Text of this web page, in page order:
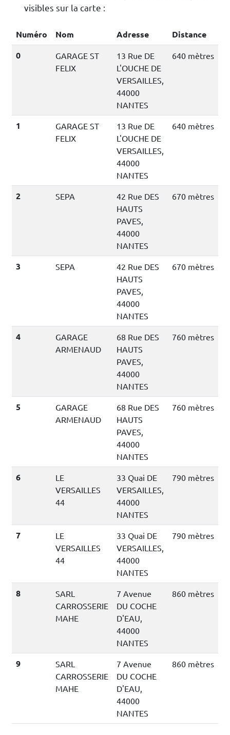
visibles sur la carte :
Numéro Nom Adresse
Distance
0
GARAGE ST
FELIX
13 Rue DE
L'OUCHE DE
VERSAILLES,
44000
NANTES
640 mètres
1
GARAGE ST
FELIX
13 Rue DE
L'OUCHE DE
VERSAILLES,
44000
NANTES
640 mètres
2 SEPA
42 Rue DES
HAUTS
PAVES,
44000
NANTES
670 mètres
3 SEPA
42 Rue DES
HAUTS
PAVES,
44000
NANTES
670 mètres
4
GARAGE
ARMENAUD
68 Rue DES
HAUTS
PAVES,
44000
NANTES
760 mètres
5
GARAGE
ARMENAUD
68 Rue DES
HAUTS
PAVES,
44000
NANTES
760 mètres
6
LE
VERSAILLES
44
33 Quai DE
VERSAILLES,
44000
NANTES
790 mètres
7
LE
VERSAILLES
44
33 Quai DE
VERSAILLES,
44000
NANTES
790 mètres
8
SARL
CARROSSERIE
MAHE
7 Avenue
DU COCHE
D'EAU,
44000
NANTES
860 mètres
9
SARL
CARROSSERIE
MAHE
7 Avenue
DU COCHE
D'EAU,
44000
NANTES
860 mètres